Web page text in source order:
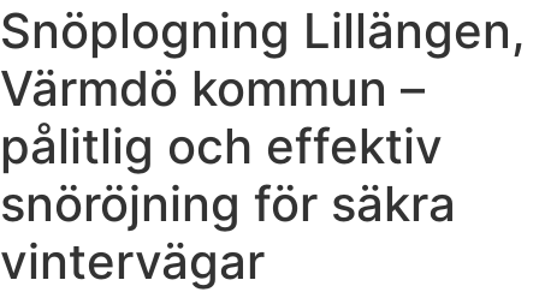
Snöplogning Lillängen,
Värmdö kommun –
pålitlig och effektiv
snöröjning för säkra
vintervägar